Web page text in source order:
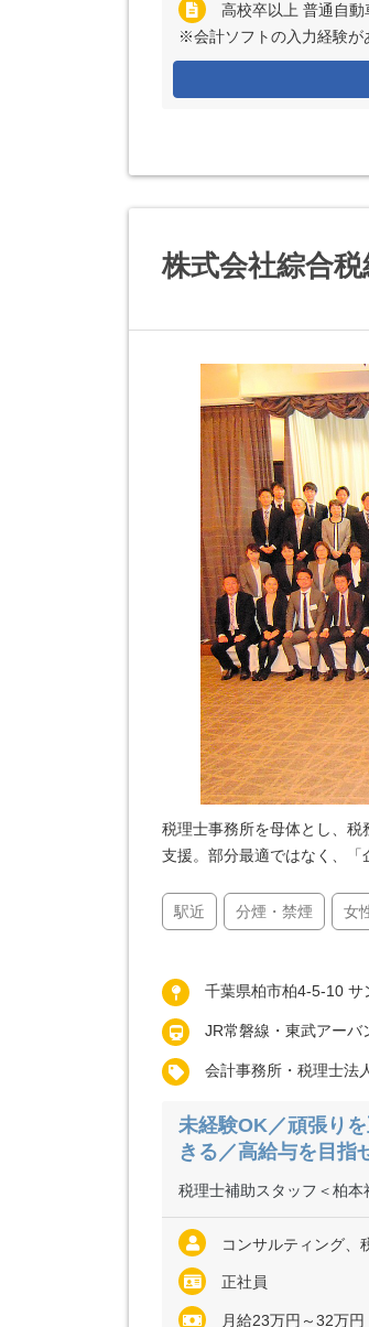
高校卒以上 普通自
※会計ソフトの入力経験が
株式会社綜合
税理士事務所を母体とし、
支援。部分最適ではなく、「
駅近 分煙・禁煙 女
千葉県柏市柏4-5-10 サ
JR常磐線・東武アーバ
会計事務所・税理士法
未経験OK／頑張り
きる／高給与を目指
税理士補助スタッフ＜柏本
コンサルティング、
正社員
月給23万円～32万